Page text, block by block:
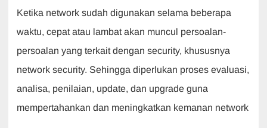
b
o
o
k
A
p
p
dI
n
a
m
Ketika network sudah digunakan selama beberapa
waktu, cepat atau lambat akan muncul persoalan-
persoalan yang terkait dengan security, khususnya
network security. Sehingga diperlukan proses evaluasi,
analisa, penilaian, update, dan upgrade guna
mempertahankan dan meningkatkan kemanan network